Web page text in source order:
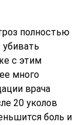
полностью
с этим
много
врача
20 уколов
боль и